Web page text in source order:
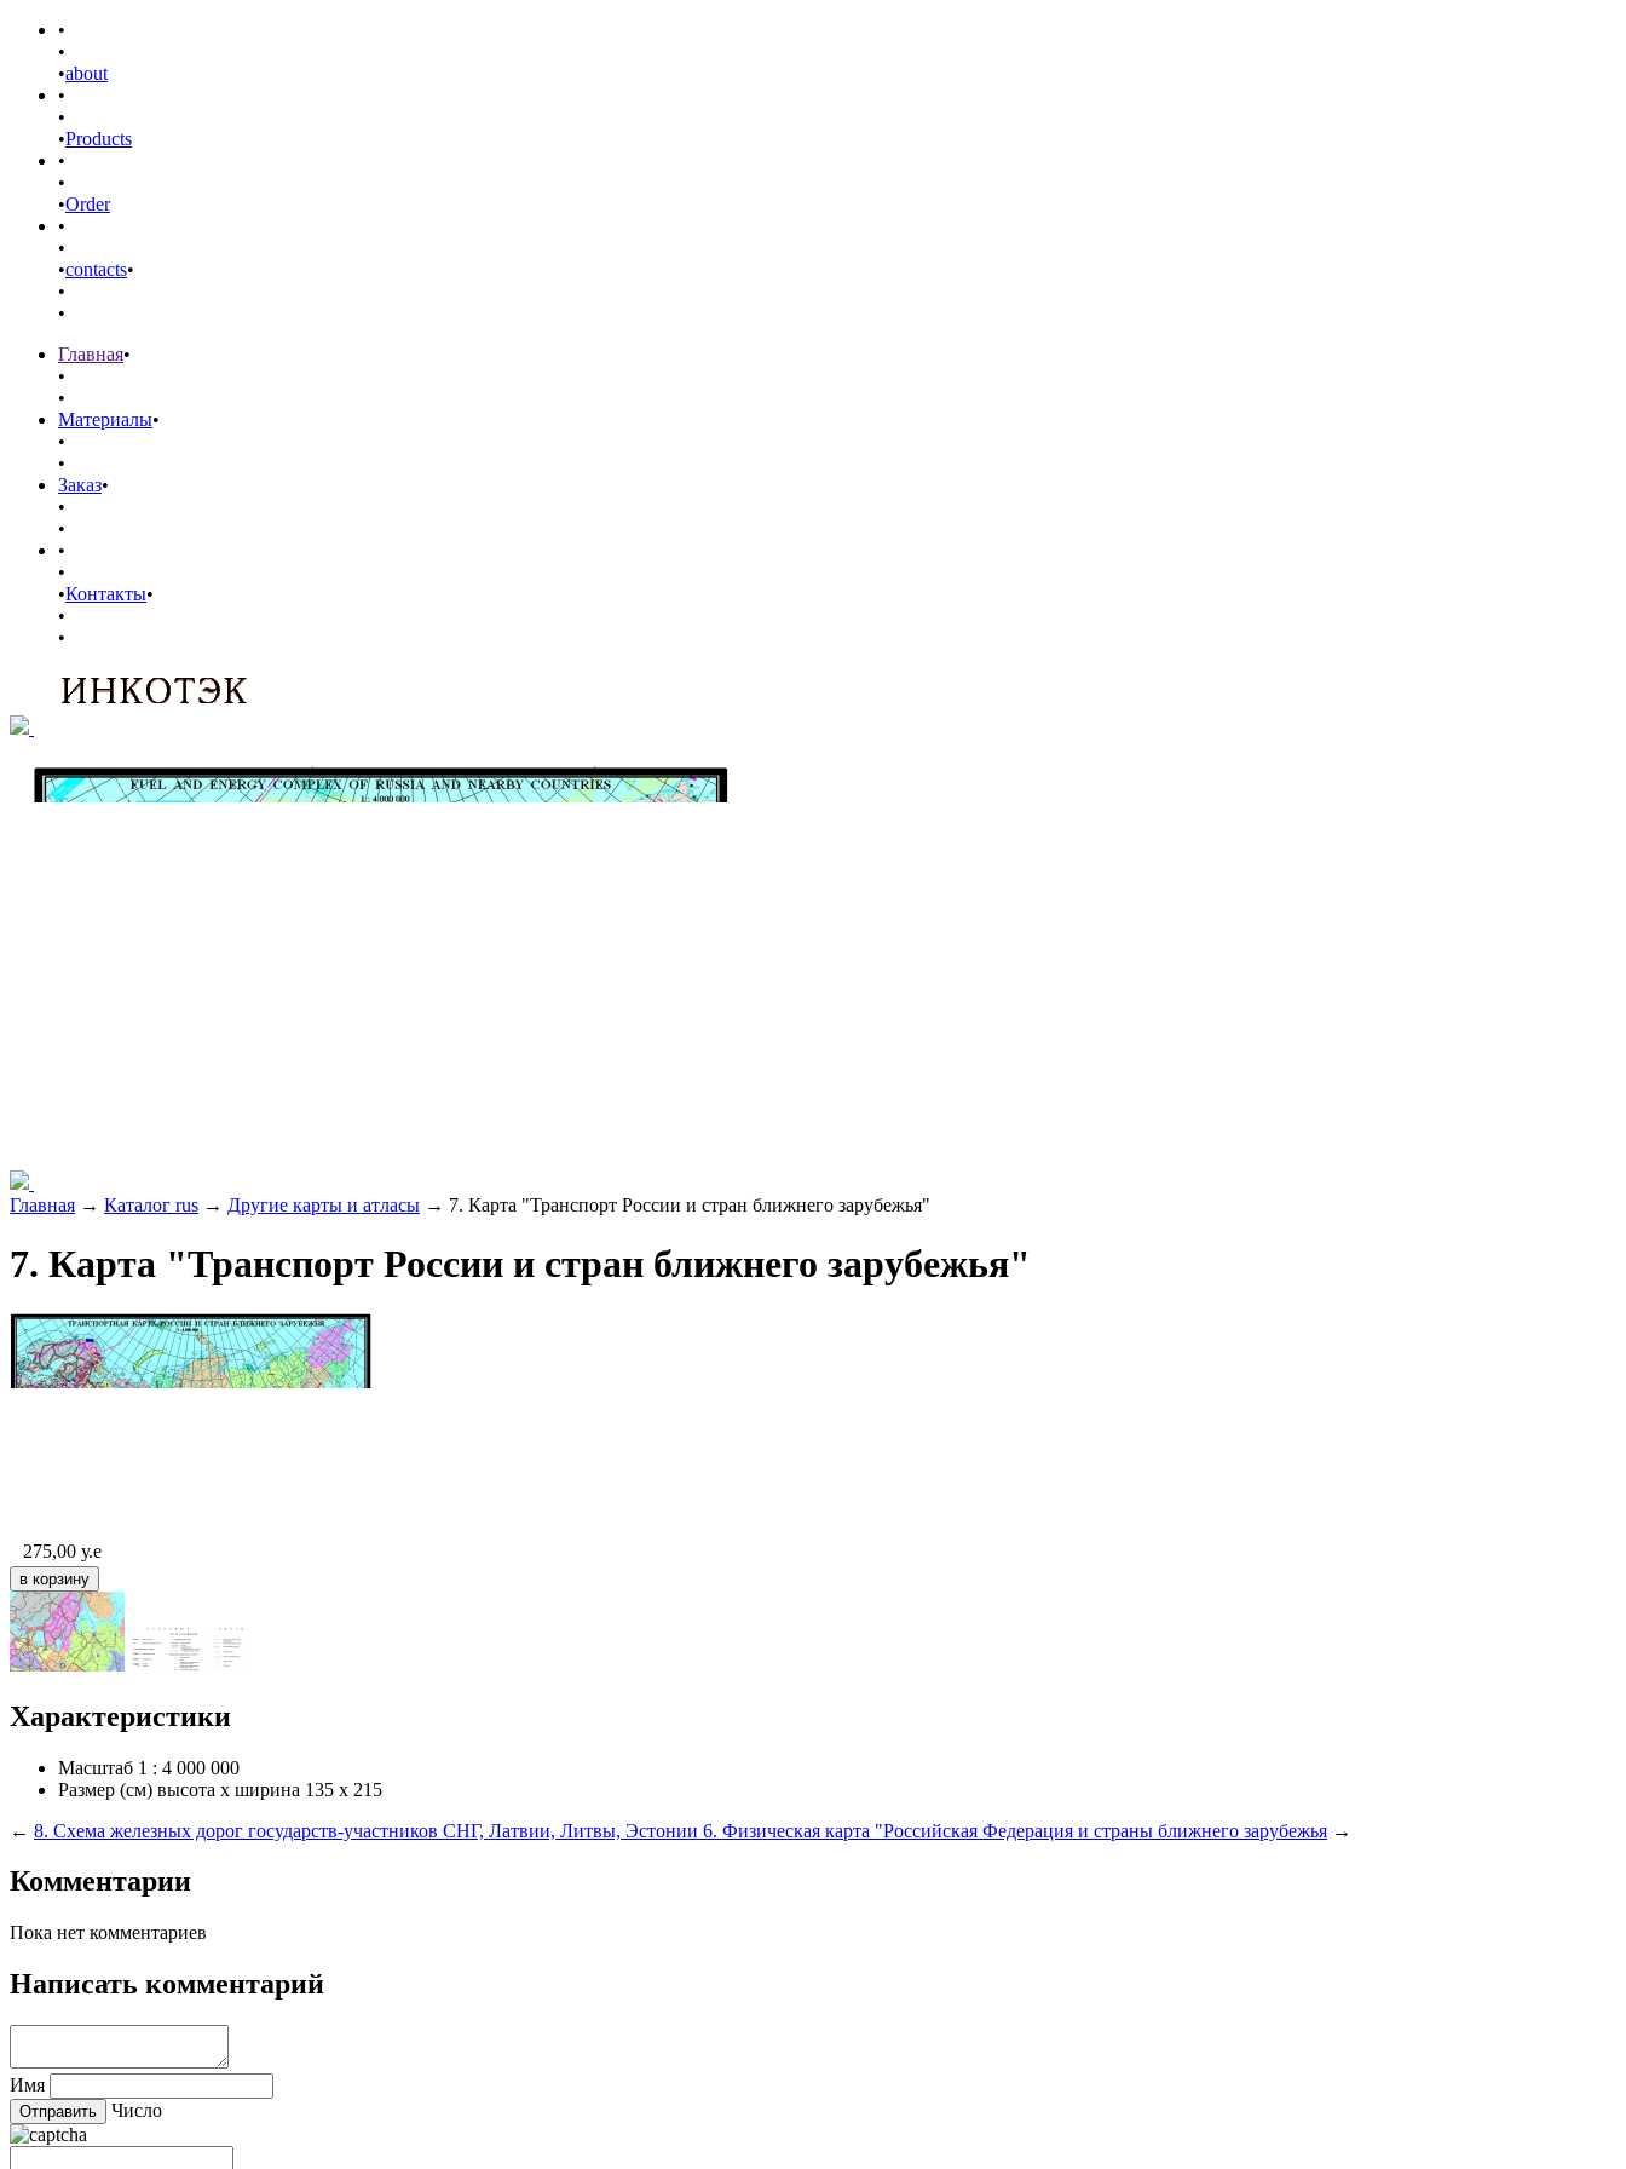
•
•
•about
•
•
•Products
•
•
•Order
•
•
•contacts•
•
•
Главная•
•
•
Материалы•
•
•
Заказ•
•
•
•
•
•Контакты•
•
•
Главная → Каталог rus → Другие карты и атласы → 7. Карта "Транспорт России и стран ближнего зарубежья"
7. Карта "Транспорт России и стран ближнего зарубежья"
275,00 у.е
Характеристики
Масштаб 1 : 4 000 000
Размер (см) высота х ширина 135 х 215
← 8. Схема железных дорог государств-участников СНГ, Латвии, Литвы, Эстонии 6. Физическая карта "Российская Федерация и страны ближнего зарубежья →
Комментарии
Пока нет комментариев
Написать комментарий
Имя
Число